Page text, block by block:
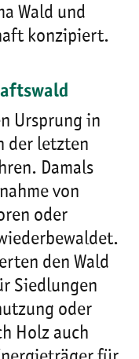
Wald und
konzipiert.
Ursprung in
der letzten
Damals
von
oder
den Wald
Siedlungen
oder
Holz auch